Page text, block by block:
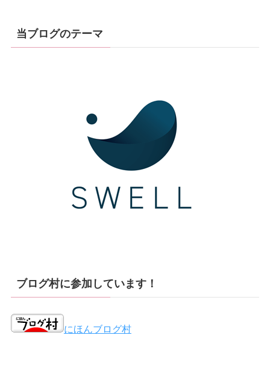
当ブログのテーマ
ブログ村に参加しています！
にほんブログ村